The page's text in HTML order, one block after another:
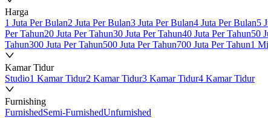
Harga
1 Juta Per Bulan2 Juta Per Bulan3 Juta Per Bulan4 Juta Per Bulan5
Per Tahun20 Juta Per Tahun30 Juta Per Tahun40 Juta Per Tahun50
Tahun300 Juta Per Tahun500 Juta Per Tahun700 Juta Per Tahun1
Kamar Tidur
Studio1 Kamar Tidur2 Kamar Tidur3 Kamar Tidur4 Kamar Tidur
Furnishing
FurnishedSemi-FurnishedUnfurnished